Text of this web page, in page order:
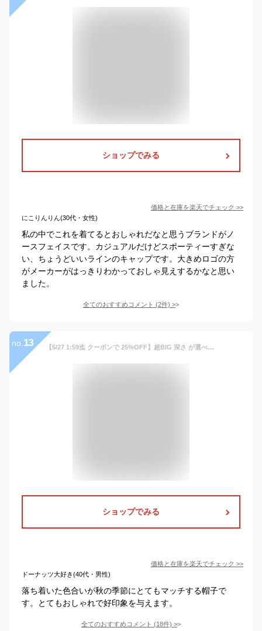
ショップでみる
価格と在庫を楽天でチェック >>
にこりんりん(30代・女性)
私の中でこれを着てるとおしゃれだなと思うブランドがノ
ースフェイスです。カジュアルだけどスポーティーすぎな
い、ちょうどいいラインのキャップです。大きめロゴの方
がメーカーがはっきりわかっておしゃ見えするかなと思い
ました。
全てのおすすめコメント (2件) >
no. 13 【5/27 1:59迄 クーポンで 25%OFF】超BIG 深さ が選べる 大きいサイズ のキャップ メンズ キャップ 帽子 メンズ 深め 深い 浅め 普通 ビッグサイズ L XL XXL スポーツ キャンプ 釣り ゴルフ 野球帽 UVカット 20代 30代 40代 50代 60代 春夏 秋冬 オルネート
ショップでみる
価格と在庫を楽天でチェック >>
ドーナッツ大好き(40代・男性)
落ち着いた色合いが秋の季節にとてもマッチする帽子で
す。とてもおしゃれで好印象を与えます。
全てのおすすめコメント (18件) >